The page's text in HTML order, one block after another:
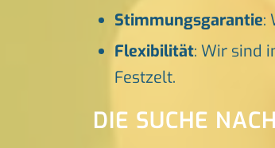
Stimmungsgarantie:
Flexibilität: Wir sind
Festzelt.
DIE SUCHE